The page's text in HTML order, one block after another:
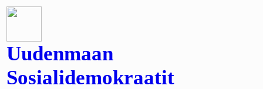
Siirry
Uudenmaan
Sosialidemokraatit